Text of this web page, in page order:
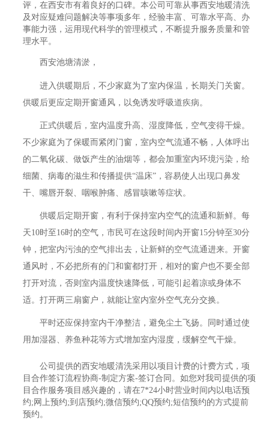
评，在西安市有着良好的口碑。本公司可靠从事西安地暖清洗
及对应疑难问题解决等事项多年，经验丰富、可靠水平高、办
事能力强，运用现代科学的管理模式，不断提升服务质量和管
理水平。
西安池塘清淤，
进入供暖期后，不少家庭为了室内保温，长期关门关窗。
供暖后更应定期开窗通风，以免诱发呼吸道疾病。
正式供暖后，室内温度升高、湿度降低，空气变得干燥。
不少家庭为了保暖而紧闭门窗，室内空气流通不畅，人体呼出
的二氧化碳、做饭产生的油烟等，都会加重室内环境污染，给
细菌、病毒的滋生和传播提供“温床”，容易使人出现口鼻发
干、嘴唇开裂、咽喉肿痛、感冒咳嗽等症状。
供暖后定期开窗，有利于保持室内空气的流通和新鲜。每
天10时至16时的空气，市民可在这段时间内开窗15分钟至30分
钟，把室内污浊的空气排出去，让新鲜的空气流通进来。开窗
通风时，不必把所有的门和窗都打开，相对的窗户也不要全部
打开对流，否则室内温度快速降低，可能引起着凉或身体不
适。打开两三扇窗户，就能让室内室外空气充分交换。
平时还应保持室内干净整洁，避免尘土飞扬。同时通过使
用加湿器、养鱼种花等方式增加室内湿度，缓解空气干燥。
公司提供的西安地暖清洗采用以项目计费的计费方式，项
目合作签订流程协商-制定方案-签订合同。如您对我司提供的项
目合作服务项目感兴趣的，请在7*24小时营业时间内以电话预
约;网上预约;到店预约;微信预约;QQ预约;短信预约的方式提前
预约。